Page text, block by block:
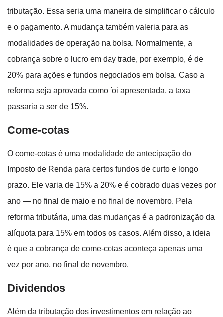
tributação. Essa seria uma maneira de simplificar o cálculo
e o pagamento. A mudança também valeria para as
modalidades de operação na bolsa. Normalmente, a
cobrança sobre o lucro em day trade, por exemplo, é de
20% para ações e fundos negociados em bolsa. Caso a
reforma seja aprovada como foi apresentada, a taxa
passaria a ser de 15%.
Come-cotas
O come-cotas é uma modalidade de antecipação do
Imposto de Renda para certos fundos de curto e longo
prazo. Ele varia de 15% a 20% e é cobrado duas vezes por
ano — no final de maio e no final de novembro. Pela
reforma tributária, uma das mudanças é a padronização da
alíquota para 15% em todos os casos. Além disso, a ideia
é que a cobrança de come-cotas aconteça apenas uma
vez por ano, no final de novembro.
Dividendos
Além da tributação dos investimentos em relação ao